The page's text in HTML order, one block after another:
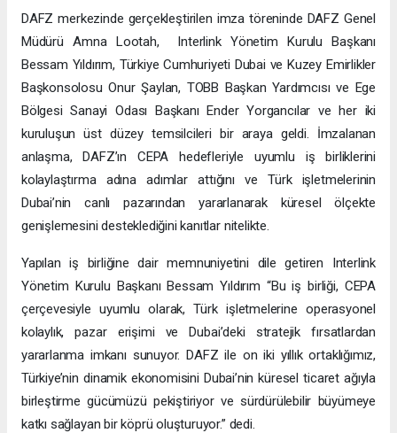
DAFZ merkezinde gerçekleştirilen imza töreninde DAFZ Genel
Müdürü Amna Lootah, Interlink Yönetim Kurulu Başkanı
Bessam Yıldırım, Türkiye Cumhuriyeti Dubai ve Kuzey Emirlikler
Başkonsolosu Onur Şaylan, TOBB Başkan Yardımcısı ve Ege
Bölgesi Sanayi Odası Başkanı Ender Yorgancılar ve her iki
kuruluşun üst düzey temsilcileri bir araya geldi. İmzalanan
anlaşma, DAFZ’ın CEPA hedefleriyle uyumlu iş birliklerini
kolaylaştırma adına adımlar attığını ve Türk işletmelerinin
Dubai’nin canlı pazarından yararlanarak küresel ölçekte
genişlemesini desteklediğini kanıtlar nitelikte.
Yapılan iş birliğine dair memnuniyetini dile getiren Interlink
Yönetim Kurulu Başkanı Bessam Yıldırım “Bu iş birliği, CEPA
çerçevesiyle uyumlu olarak, Türk işletmelerine operasyonel
kolaylık, pazar erişimi ve Dubai’deki stratejik fırsatlardan
yararlanma imkanı sunuyor. DAFZ ile on iki yıllık ortaklığımız,
Türkiye’nin dinamik ekonomisini Dubai’nin küresel ticaret ağıyla
birleştirme gücümüzü pekiştiriyor ve sürdürülebilir büyümeye
katkı sağlayan bir köprü oluşturuyor.” dedi.